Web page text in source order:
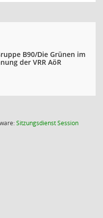
B90/Die Grünen im
der VRR AöR
SitzungsdienstSession(Wird in